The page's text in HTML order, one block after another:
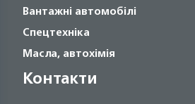
Вантажні автомобілі
Спецтехніка
Масла, автохімія
Контакти